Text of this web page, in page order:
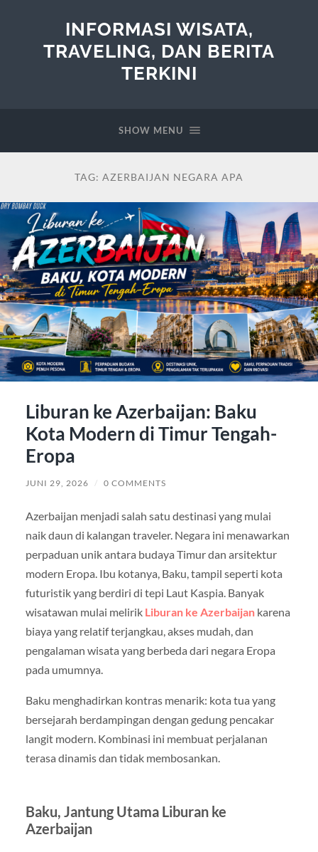
INFORMASI WISATA,
TRAVELING, DAN BERITA
TERKINI
SHOW MENU
TAG: AZERBAIJAN NEGARA APA
Liburan ke Azerbaijan: Baku
Kota Modern di Timur Tengah-
Eropa
JUNI 29, 2026 / 0 COMMENTS
Azerbaijan menjadi salah satu destinasi yang mulai
naik daun di kalangan traveler. Negara ini menawarkan
perpaduan unik antara budaya Timur dan arsitektur
modern Eropa. Ibu kotanya, Baku, tampil seperti kota
futuristik yang berdiri di tepi Laut Kaspia. Banyak
wisatawan mulai melirik Liburan ke Azerbaijankarena
biaya yang relatif terjangkau, akses mudah, dan
pengalaman wisata yang berbeda dari negara Eropa
pada umumnya.
Baku menghadirkan kontras menarik: kota tua yang
bersejarah berdampingan dengan gedung pencakar
langit modern. Kombinasi ini membuat perjalanan
terasa dinamis dan tidak membosankan.
Baku, Jantung Utama Liburan ke
Azerbaijan